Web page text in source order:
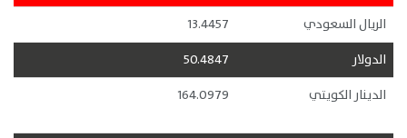
الريال السعودي
13.4457
الدولار
50.4847
الدينار الكويتي
164.0979